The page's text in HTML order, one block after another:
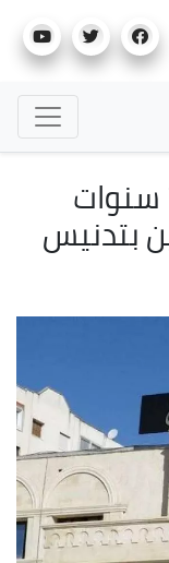
مراد رايس: 7 سنوات
بتدنيس